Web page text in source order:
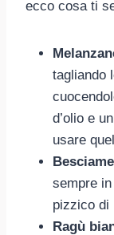
ecco cosa ti
tagliando
d’olio e
usare
sempre
pizzico di
Ragù